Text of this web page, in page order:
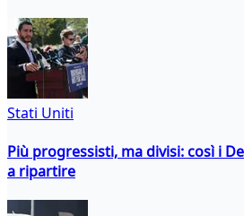
Stati Uniti
Più progressisti, ma divisi: così i
a ripartire